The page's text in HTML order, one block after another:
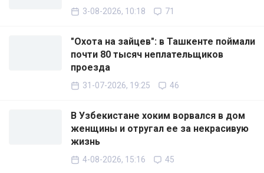
3-08-2026, 10:18 71
"Охота на зайцев": в Ташкенте поймали
почти 80 тысяч неплательщиков
проезда
31-07-2026, 19:25 46
В Узбекистане хоким ворвался в дом
женщины и отругал ее за некрасивую
жизнь
4-08-2026, 15:16 45